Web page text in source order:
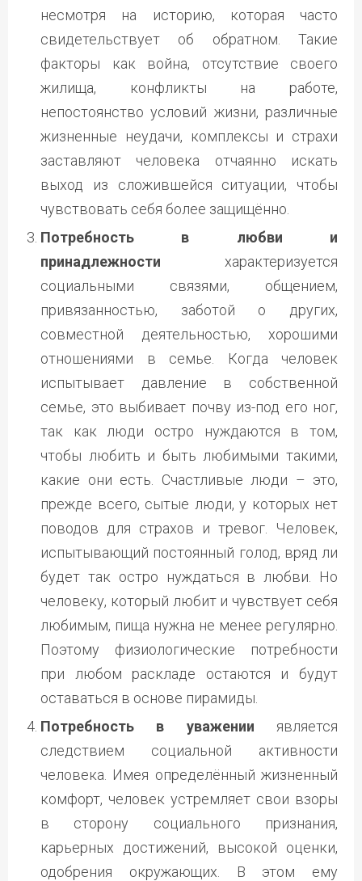
несмотря на историю, которая часто
свидетельствует об обратном. Такие
факторы как война, отсутствие своего
жилища, конфликты на работе,
непостоянство условий жизни, различные
жизненные неудачи, комплексы и страхи
заставляют человека отчаянно искать
выход из сложившейся ситуации, чтобы
чувствовать себя более защищённо.
Потребность в любви и
принадлежности характеризуется
социальными связями, общением,
привязанностью, заботой о других,
совместной деятельностью, хорошими
отношениями в семье. Когда человек
испытывает давление в собственной
семье, это выбивает почву из-под его ног,
так как люди остро нуждаются в том,
чтобы любить и быть любимыми такими,
какие они есть. Счастливые люди – это,
прежде всего, сытые люди, у которых нет
поводов для страхов и тревог. Человек,
испытывающий постоянный голод, вряд ли
будет так остро нуждаться в любви. Но
человеку, который любит и чувствует себя
любимым, пища нужна не менее регулярно.
Поэтому физиологические потребности
при любом раскладе остаются и будут
оставаться в основе пирамиды.
Потребность в уважении является
следствием социальной активности
человека. Имея определённый жизненный
комфорт, человек устремляет свои взоры
в сторону социального признания,
карьерных достижений, высокой оценки,
одобрения окружающих. В этом ему